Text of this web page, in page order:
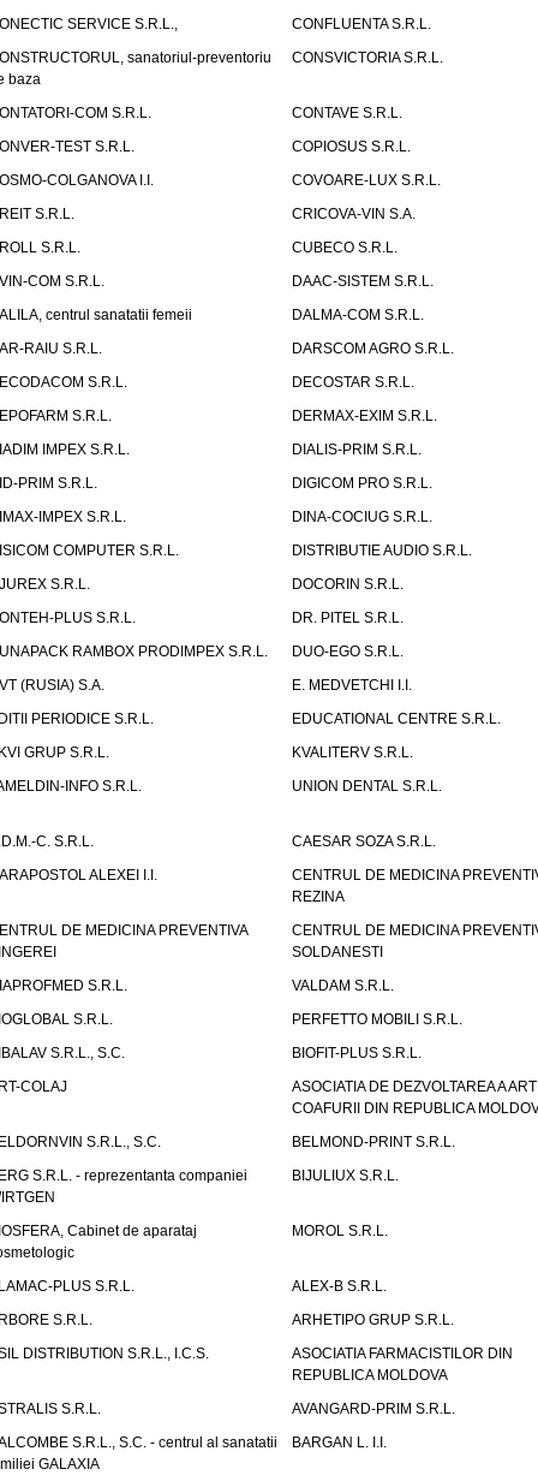
SERVICE S.R.L.,
CONFLUENTA S.R.L.
sanatoriul-preventoriu
baza
CONSVICTORIA S.R.L.
COM S.R.L.
CONTAVE S.R.L.
TEST S.R.L.
COPIOSUS S.R.L.
COLGANOVA I.I.
COVOARE-LUX S.R.L.
S.R.L.
CRICOVA-VIN S.A.
S.R.L.
CUBECO S.R.L.
COM S.R.L.
DAAC-SISTEM S.R.L.
centrul sanatatii femeii
DALMA-COM S.R.L.
RAIU S.R.L.
DARSCOM AGRO S.R.L.
S.R.L.
DECOSTAR S.R.L.
S.R.L.
DERMAX-EXIM S.R.L.
IMPEX S.R.L.
DIALIS-PRIM S.R.L.
PRIM S.R.L.
DIGICOM PRO S.R.L.
IMPEX S.R.L.
DINA-COCIUG S.R.L.
COMPUTER S.R.L.
DISTRIBUTIE AUDIO S.R.L.
S.R.L.
DOCORIN S.R.L.
PLUS S.R.L.
DR. PITEL S.R.L.
RAMBOX PRODIMPEX S.R.L.
DUO-EGO S.R.L.
(RUSIA) S.A.
E. MEDVETCHI I.I.
PERIODICE S.R.L.
EDUCATIONAL CENTRE S.R.L.
GRUP S.R.L.
KVALITERV S.R.L.
INFO S.R.L.
UNION DENTAL S.R.L.
C. S.R.L.
CAESAR SOZA S.R.L.
ALEXEI I.I.
CENTRUL DE MEDICINA
REZINA
DE MEDICINA PREVENTIVA
CENTRUL DE MEDICINA
SOLDANESTI
S.R.L.
VALDAM S.R.L.
S.R.L.
PERFETTO MOBILI S.R.L.
S.R.L., S.C.
BIOFIT-PLUS S.R.L.
COLAJ
ASOCIATIA DE DEZVOLTAREA A
COAFURII DIN REPUBLICA
S.R.L., S.C.
BELMOND-PRINT S.R.L.
S.R.L. - reprezentanta companiei
BIJULIUX S.R.L.
Cabinet de aparataj
MOROL S.R.L.
PLUS S.R.L.
ALEX-B S.R.L.
S.R.L.
ARHETIPO GRUP S.R.L.
DISTRIBUTION S.R.L., I.C.S.
ASOCIATIA FARMACISTILOR DIN
REPUBLICA MOLDOVA
S.R.L.
AVANGARD-PRIM S.R.L.
S.R.L., S.C. - centrul al sanatatii
GALAXIA
BARGAN L. I.I.